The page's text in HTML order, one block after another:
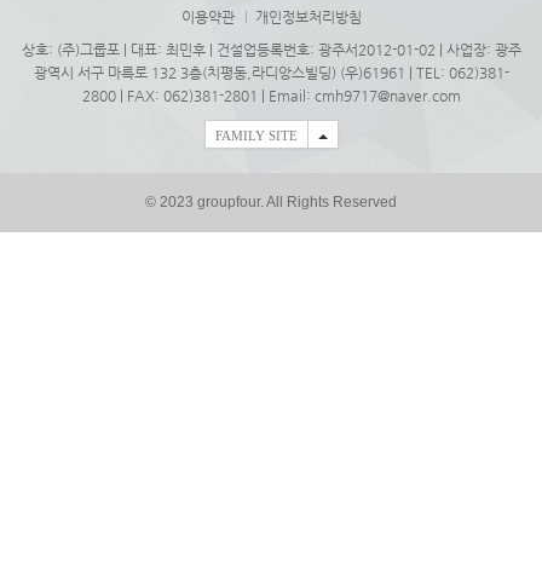
이용약관
개인정보처리방침
상호: (주)그룹포 | 대표: 최민후 | 건설업등록번호: 광주서2012-01-02 | 사업장: 광주
광역시 서구 마륵로 132 3층(치평동,라디앙스빌딩) (우)61961 | TEL: 062)381-
2800 | FAX: 062)381-2801 | Email: cmh9717@naver.com
FAMILY SITE
© 2023 groupfour. All Rights Reserved